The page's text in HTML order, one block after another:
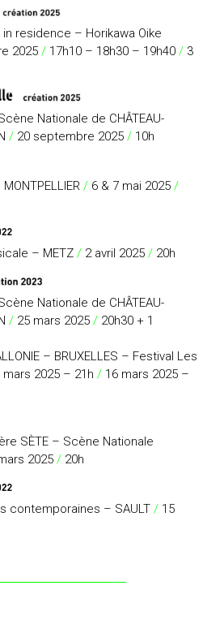
in residence – Horikawa Oike
2025/ 17h10 – 18h30 – 19h40/ 3
Nationale de CHÂTEAU-
/ 20 septembre 2025/ 10h
/ 6 & 7 mai 2025/
– METZ / 2 avril 2025 / 20h
Nationale de CHÂTEAU-
/ 25 mars 2025/ 20h30 + 1
– BRUXELLES – Festival Les
mars 2025 – 21h/ 16 mars 2025 –
SÈTE – Scène Nationale
2025/ 20h
contemporaines – SAULT / 15